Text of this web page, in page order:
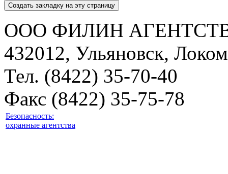
ООО ФИЛИН
432012, Ульяновск,
Тел. (8422) 35-70-40
Факс (8422) 35-75-78
Безопасность:
охранные агентства